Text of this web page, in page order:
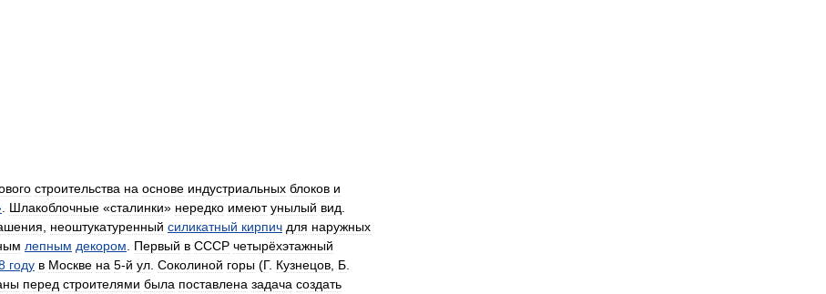
строительства на основе индустриальных блоков и
Шлакоблочные «сталинки» нередко имеют унылый вид
неоштукатуренный силикатный кирпич для наружных
лепным декором Первый в СССР четырёхэтажный
году в Москве на 5-й ул Соколиной горы (Г. Кузнецов Б
перед строителями была поставлена задача создать